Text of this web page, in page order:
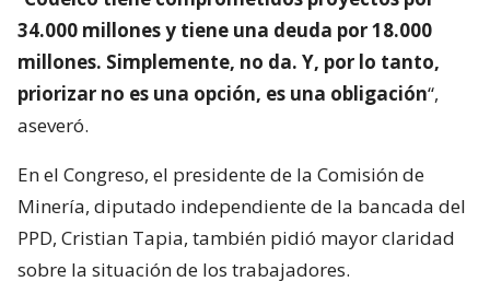
34.000 millones y tiene una deuda por 18.000
millones. Simplemente, no da. Y, por lo tanto,
priorizar no es una opción, es una obligación“,
aseveró.
En el Congreso, el presidente de la Comisión de
Minería, diputado independiente de la bancada del
PPD, Cristian Tapia, también pidió mayor claridad
sobre la situación de los trabajadores.